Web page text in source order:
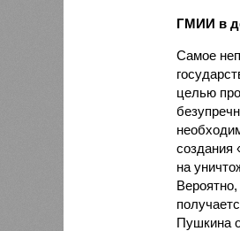
ГМИИ в
Самое
целью
создания
на
Пушкина